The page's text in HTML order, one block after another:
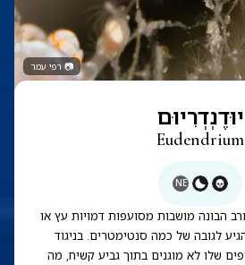
📷 רפי עמר
יוּדֶנְדְרִיוּם
Eudendrium
NE
הבונה מושבות מסועפות דמויות עץ או
לגובה של כמה סנטימטרים. בניגוד
שלו לא מוגנים בתוך גביע קשיח, מה